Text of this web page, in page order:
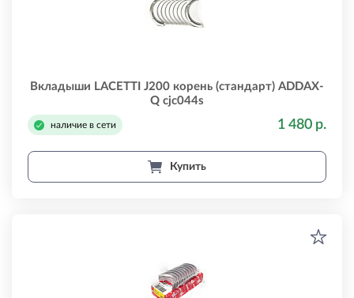
Вкладыши LACETTI J200 корень (стандарт) ADDAX-
Q cjc044s
наличие в сети 1 480 р.
Купить